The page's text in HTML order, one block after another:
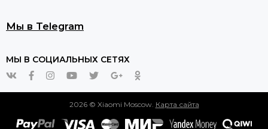
Мы в Telegram
МЫ В СОЦИАЛЬНЫХ СЕТЯХ
2026 © Xiaomi Moscow. Карта сайта